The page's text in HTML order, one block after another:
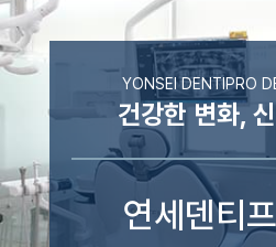
YONSEI DENTIPRO
건강한 변화,
연세덴티